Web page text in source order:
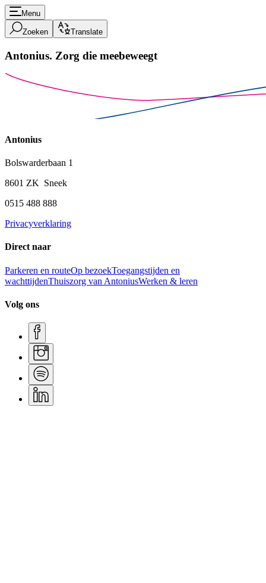
Menu
Zoeken Translate
Antonius. Zorg die meebeweegt
Antonius
Bolswarderbaan 1
8601 ZK Sneek
0515 488 888
Privacyverklaring
Direct naar
Parkeren en routeOp bezoekToegangstijden en
wachttijdenThuiszorg van AntoniusWerken & leren
Volg ons